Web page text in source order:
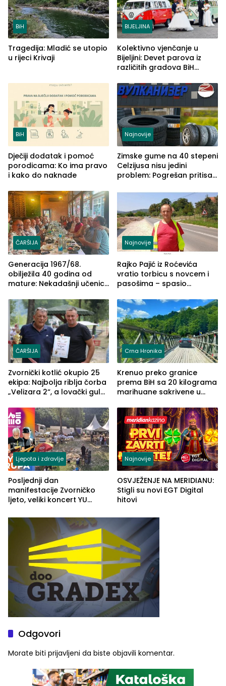
BiH
Tragedija: Mladić se utopio
u rijeci Krivaji
BIJELJINA
Kolektivno vjenčanje u
Bijeljini: Devet parova iz
različitih gradova BiH
BiH
Dječiji dodatak i pomoć
porodicama: Ko ima pravo
i kako do naknade
Najnovije
Zimske gume na 40 stepeni
Celzijusa nisu jedini
problem: Pogrešan pritisak
ČARŠIJA
Generacija 1967/68.
obilježila 40 godina od
mature: Nekadašnji učenici
(FOTO)
Najnovije
Rajko Pajić iz Roćevića
vratio torbicu s novcem i
pasošima – spasio
Grčkoj
ČARŠIJA
Zvornički kotlić okupio 25
ekipa: Najbolja riblja čorba
„Velizara 2“, a lovački gulaš
Crna Hronika
Krenuo preko granice
prema BiH sa 20 kilograma
marihuane sakrivene u
Ljepota i zdravlje
Posljednji dan
manifestacije Zvorničko
ljeto, veliki koncert YU
ove godine
Najnovije
OSVJEŽENJE NA MERIDIANU:
Stigli su novi EGT Digital
hitovi
Odgovori
Morate biti prijavljeni da biste objavili komentar.